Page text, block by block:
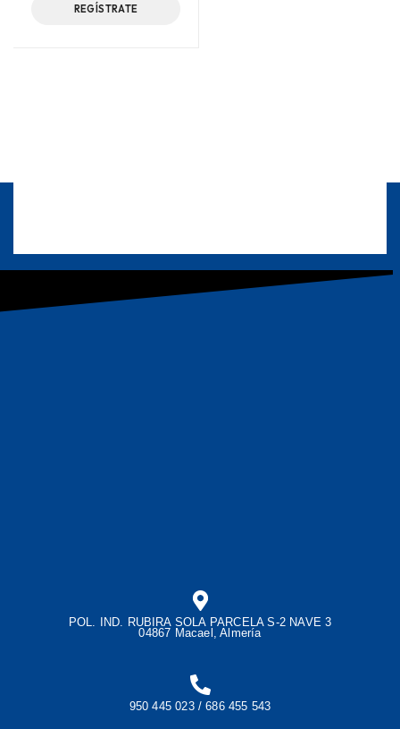
REGÍSTRATE
POL. IND. RUBIRA SOLA PARCELA S-2 NAVE 3
04867 Macael, Almería
950 445 023 / 686 455 543